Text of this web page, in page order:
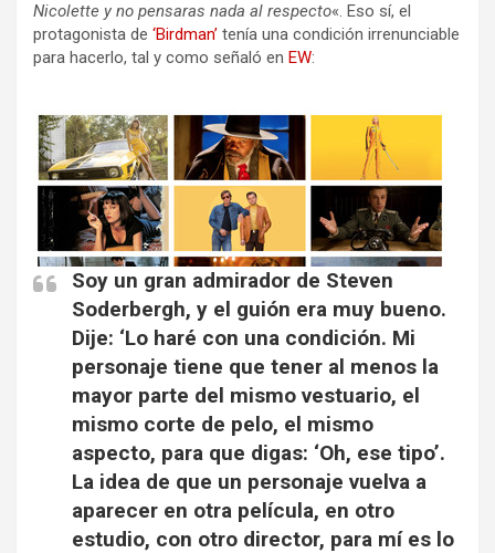
Nicolette y no pensaras nada al respecto«. Eso sí, el
protagonista de ‘Birdman’ tenía una condición irrenunciable
para hacerlo, tal y como señaló en EW:
Soy un gran admirador de Steven
Soderbergh, y el guión era muy bueno.
Dije: ‘Lo haré con una condición. Mi
personaje tiene que tener al menos la
mayor parte del mismo vestuario, el
mismo corte de pelo, el mismo
aspecto, para que digas: ‘Oh, ese tipo’.
La idea de que un personaje vuelva a
aparecer en otra película, en otro
estudio, con otro director, para mí es lo